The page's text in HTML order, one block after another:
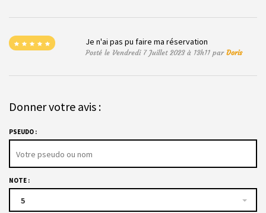
Je n'ai pas pu faire ma réservation
Posté le Vendredi 7 Juillet 2023 à 13h11 parDoris
Donner votre avis :
PSEUDO :
NOTE :
5